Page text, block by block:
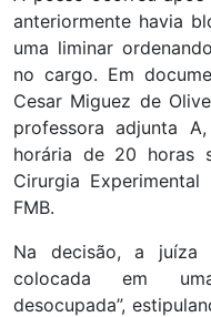
anteriormente havia
uma liminar
no cargo. Em
Cesar Miguez de
professora adjunta
horária de 20 horas
Cirurgia
FMB.
Na decisão, a juíza
colocada em
desocupada”,